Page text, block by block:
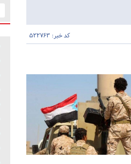
کد خبر: 522763